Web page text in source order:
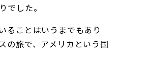
でした。
ることはいうまでもあり
の旅で、アメリカという国